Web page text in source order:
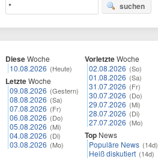
suchen
DieseWoche
10.08.2026 (Heute)
LetzteWoche
09.08.2026 (Gestern)
08.08.2026 (Sa)
07.08.2026 (Fr)
06.08.2026 (Do)
05.08.2026 (Mi)
04.08.2026 (Di)
03.08.2026 (Mo)
VorletzteWoche
02.08.2026 (So)
01.08.2026 (Sa)
31.07.2026 (Fr)
30.07.2026 (Do)
29.07.2026 (Mi)
28.07.2026 (Di)
27.07.2026 (Mo)
Top News
Populäre News (14d)
Heiß diskutiert (14d)